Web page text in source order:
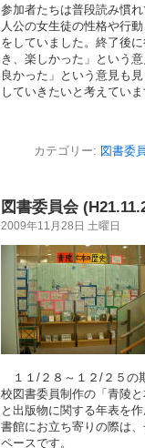
参加者たちは普段読み慣
人公の女生徒の性格や行
をしていました。終了後
き、楽しかった」という
良かった」という意見も
していきたいと考えていま
カテゴリー: 図書委員
図書委員会
2009年11月28日 土曜日
１１/２８～１２/２５の
校図書委員制作の「青陵
と出版物に関する年表を
書館にお立ち寄りの際は
ペースです。